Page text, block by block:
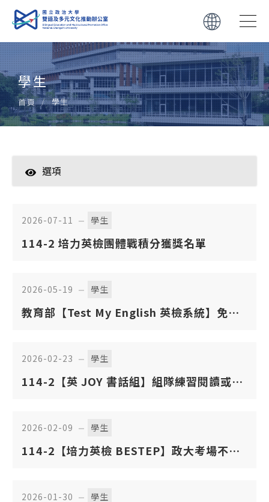
學生
首頁 學生
選項
教師
轉知
2026-07-11 學生
114-2 培力英檢團體戰積分獲獎名單
2026-05-19 學生
教育部【Test My English 英檢系統】免費
2026-02-23 學生
114-2【英 JOY 書話組】組隊練習閱讀或口
2026-02-09 學生
114-2【培力英檢 BESTEP】政大考場不奔
2026-01-30 學生